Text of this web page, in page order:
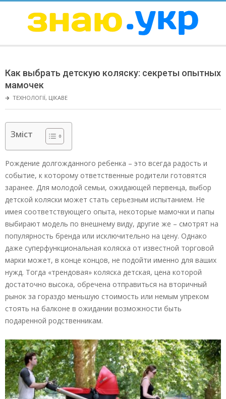
ЗНАЮ
Menu
Как выбрать детскую коляску: секреты опытных
мамочек
🡲 ТЕХНОЛОГІЇ, ЦІКАВЕ
Зміст
Рождение долгожданного ребенка – это всегда радость и
событие, к которому ответственные родители готовятся
заранее. Для молодой семьи, ожидающей первенца, выбор
детской коляски может стать серьезным испытанием. Не
имея соответствующего опыта, некоторые мамочки и папы
выбирают модель по внешнему виду, другие же – смотрят на
популярность бренда или исключительно на цену. Однако
даже суперфункциональная коляска от известной торговой
марки может, в конце концов, не подойти именно для ваших
нужд. Тогда «трендовая» коляска детская, цена которой
достаточно высока, обречена отправиться на вторичный
рынок за гораздо меньшую стоимость или немым упреком
стоять на балконе в ожидании возможности быть
подаренной родственникам.